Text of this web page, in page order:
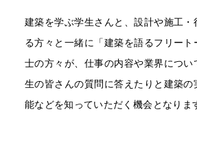
建築を学ぶ学生さんと、設計や施工・
る方々と一緒に「建築を語るフリー
士の方々が、仕事の内容や業界につ
生の皆さんの質問に答えたりと建築
能などを知っていただく機会となりま